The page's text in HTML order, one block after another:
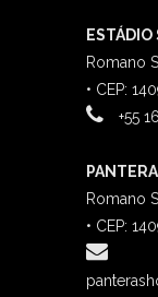
Romano
• CEP:
‎+55
Romano
• CEP: